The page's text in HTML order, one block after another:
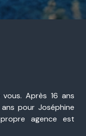
Après 16 ans
pour Joséphine
agence est